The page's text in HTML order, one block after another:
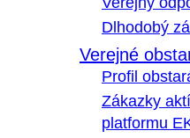
Dlhodobý
Verejné
Profil
Zákazky
platformu